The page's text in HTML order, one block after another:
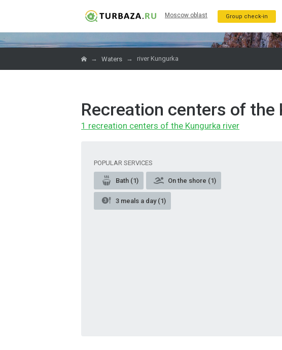
Moscow oblast Group check-in
→ Waters → river Kungurka
Recreation centers of
1 recreation centers of the Kungurka river
POPULAR SERVICES
Bath (1) On the shore (1)
3 meals a day (1)